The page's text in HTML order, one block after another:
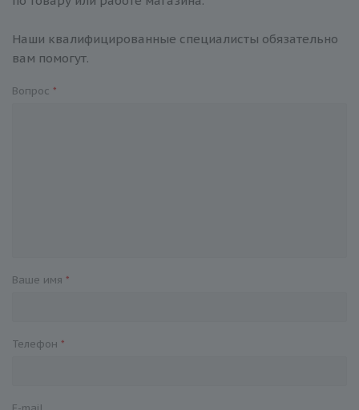
Наши квалифицированные специалисты обязательно
вам помогут.
Вопрос *
Ваше имя *
Телефон *